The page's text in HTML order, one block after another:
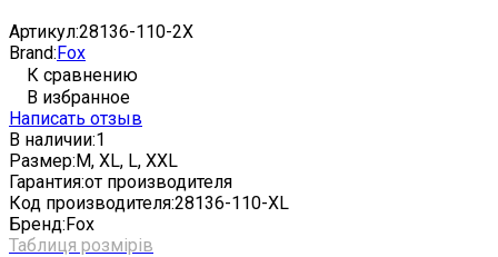
Артикул:28136-110-2X
Brand:Fox
К сравнению
В избранное
Написать отзыв
В наличии:1
Размер:M, XL, L, XXL
Гарантия:от производителя
Код производителя:28136-110-XL
Бренд:Fox
Таблиця розмірів